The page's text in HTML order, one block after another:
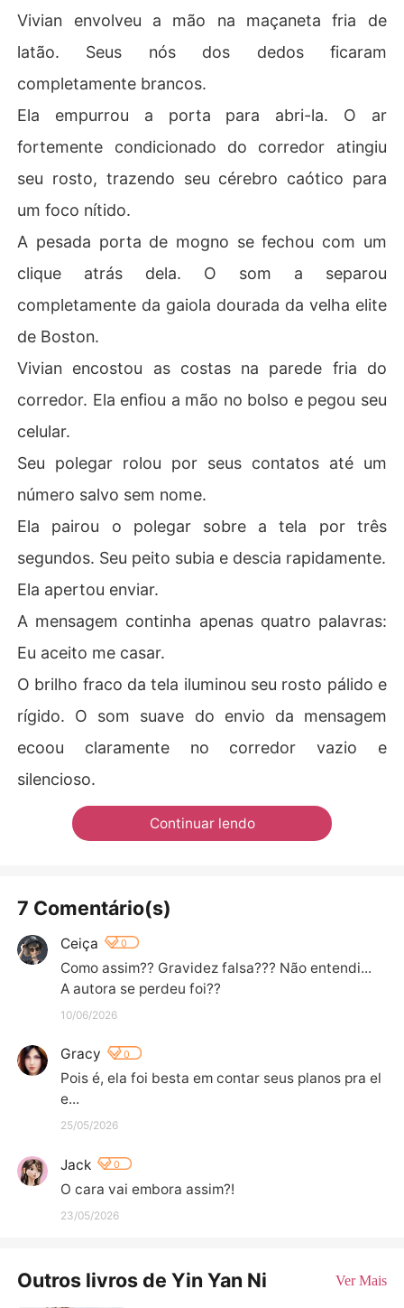
Vivian envolveu a mão na maçaneta fria de
latão. Seus nós dos dedos ficaram
completamente brancos.
Ela empurrou a porta para abri-la. O ar
fortemente condicionado do corredor atingiu
seu rosto, trazendo seu cérebro caótico para
um foco nítido.
A pesada porta de mogno se fechou com um
clique atrás dela. O som a separou
completamente da gaiola dourada da velha elite
de Boston.
Vivian encostou as costas na parede fria do
corredor. Ela enfiou a mão no bolso e pegou seu
celular.
Seu polegar rolou por seus contatos até um
número salvo sem nome.
Ela pairou o polegar sobre a tela por três
segundos. Seu peito subia e descia rapidamente.
Ela apertou enviar.
A mensagem continha apenas quatro palavras:
Eu aceito me casar.
O brilho fraco da tela iluminou seu rosto pálido e
rígido. O som suave do envio da mensagem
ecoou claramente no corredor vazio e
silencioso.
Continuar lendo
7 Comentário(s)
Ceiça 0
Como assim?? Gravidez falsa??? Não entendi...
A autora se perdeu foi??
10/06/2026
Gracy 0
Pois é, ela foi besta em contar seus planos pra el
e...
25/05/2026
Jack 0
O cara vai embora assim?!
23/05/2026
Outros livros de Yin Yan Ni Ver Mais